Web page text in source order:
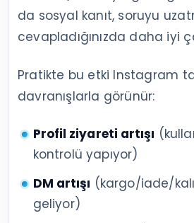
da sosyal kanıt, soruyu
cevapladığınızda daha iyi
Pratikte bu etki Instagram
davranışlarla görünür:
Profil ziyareti artışı
kontrolü yapıyor)
DM artışı (kargo/iade/
geliyor)